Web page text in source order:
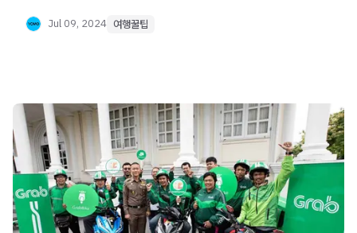
비교하여 최적의 여행 계획을 세우세요. 장가계 여행의 모든
Jul 09, 2024 여행꿀팁